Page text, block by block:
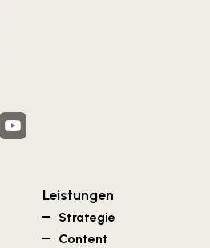
Leistungen
Strategie
Content